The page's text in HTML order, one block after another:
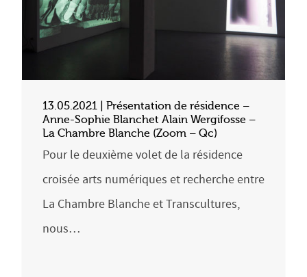
13.05.2021 | Présentation de résidence –
Anne-Sophie Blanchet Alain Wergifosse –
La Chambre Blanche (Zoom – Qc)
Pour le deuxième volet de la résidence
croisée arts numériques et recherche entre
La Chambre Blanche et Transcultures,
nous…